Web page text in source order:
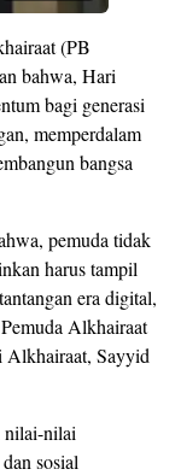
(PB
bahwa, Hari
bagi generasi
memperdalam
bangsa
pemuda tidak
harus tampil
era digital,
Alkhairaat
Alkhairaat, Sayyid
nilai-nilai
sosial